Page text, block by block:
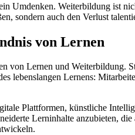
Umdenken. Weiterbildung ist
sondern auch den Verlust
von Lernen
von Lernen und Weiterbildung.
lebenslangen Lernens:
Plattformen, künstliche
Lerninhalte anzubieten,